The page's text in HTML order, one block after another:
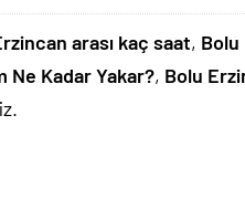
arası kaç saat, Bolu
Ne Kadar Yakar?, Bolu